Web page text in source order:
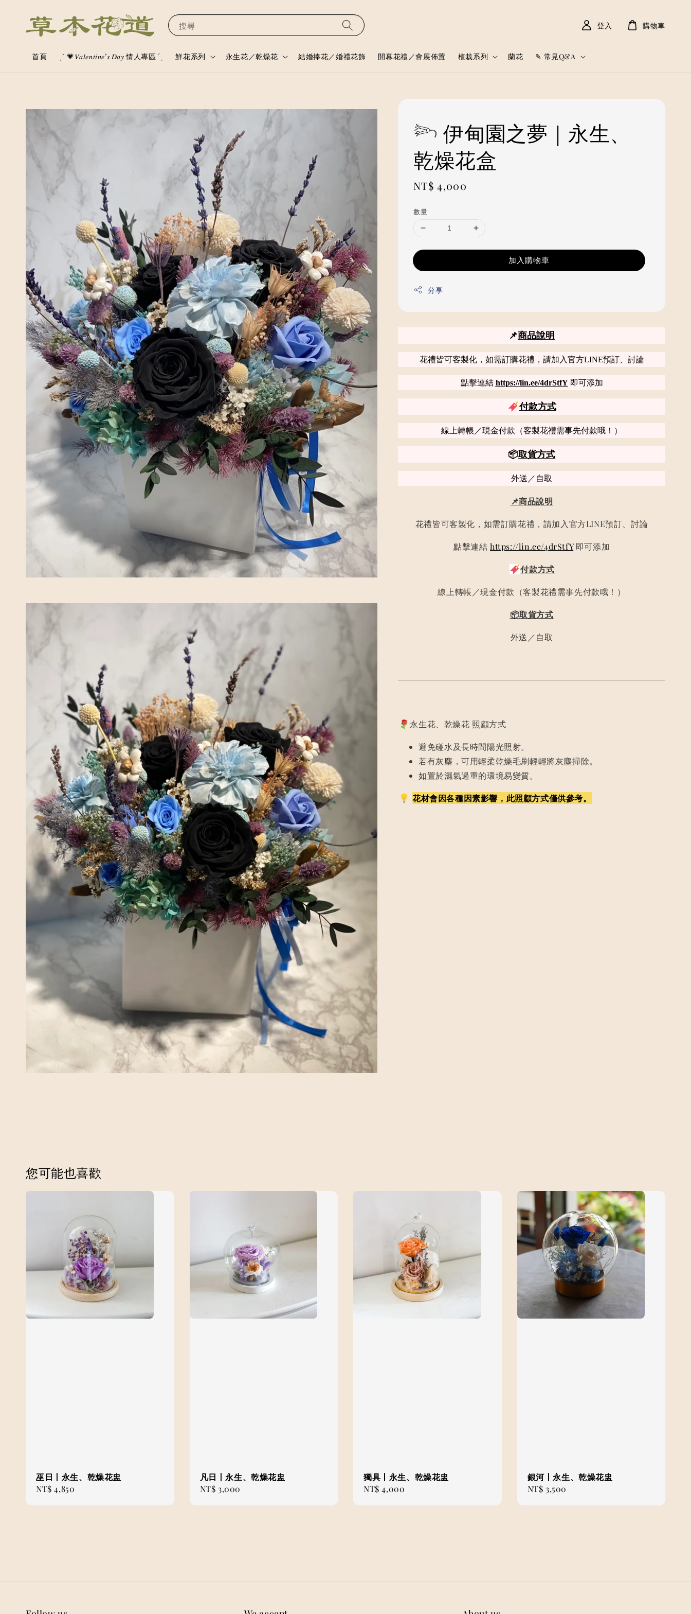
搜尋
首頁 ˏˋ 💗𝑉𝑎𝑙𝑒𝑛𝑡𝑖𝑛𝑒’𝑠 𝐷𝑎𝑦 情人專區 ´ˎ 鮮花系列 永生花／乾燥花 結婚捧花／婚禮花飾 開幕花禮／會展佈置 植栽系列 蘭花 ✎ 常見Q&A
登入 購物車
𓆸 伊甸園之夢｜永生、
乾燥花盒
Regular
NT$ 4,000
數量
加入購物車
分享
📌商品說明
花禮皆可客製化，如需訂購花禮，請加入官方LINE預訂、討論
點擊連結 https://lin.ee/4drStfY即可添加
付款方式
線上轉帳／現金付款（客製花禮需事先付款哦！）
📦取貨方式
外送／自取
📌商品說明
花禮皆可客製化，如需訂購花禮，請加入官方LINE預訂、討論
點擊連結 https://lin.ee/4drStfY即可添加
付款方式
線上轉帳／現金付款（客製花禮需事先付款哦！）
📦取貨方式
外送／自取
永生花、乾燥花 照顧方式
避免碰水及長時間陽光照射。
若有灰塵，可用輕柔乾燥毛刷輕輕將灰塵掃除。
如置於濕氣過重的環境易變質。
花材會因各種因素影響，此照顧方式僅供參考。
您可能也喜歡
巫日丨永生、乾燥花盅
Regular
NT$ 4,850
凡日丨永生、乾燥花盅
Regular
NT$ 3,000
獨具丨永生、乾燥花盅
Regular
NT$ 4,000
銀河丨永生、乾燥花盅
Regular
NT$ 3,500